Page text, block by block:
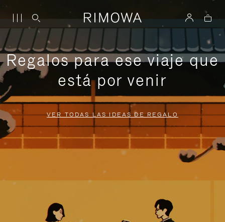
Regalos para ese viaje que
está por venir
VER TODAS LAS IDEAS DE REGALO